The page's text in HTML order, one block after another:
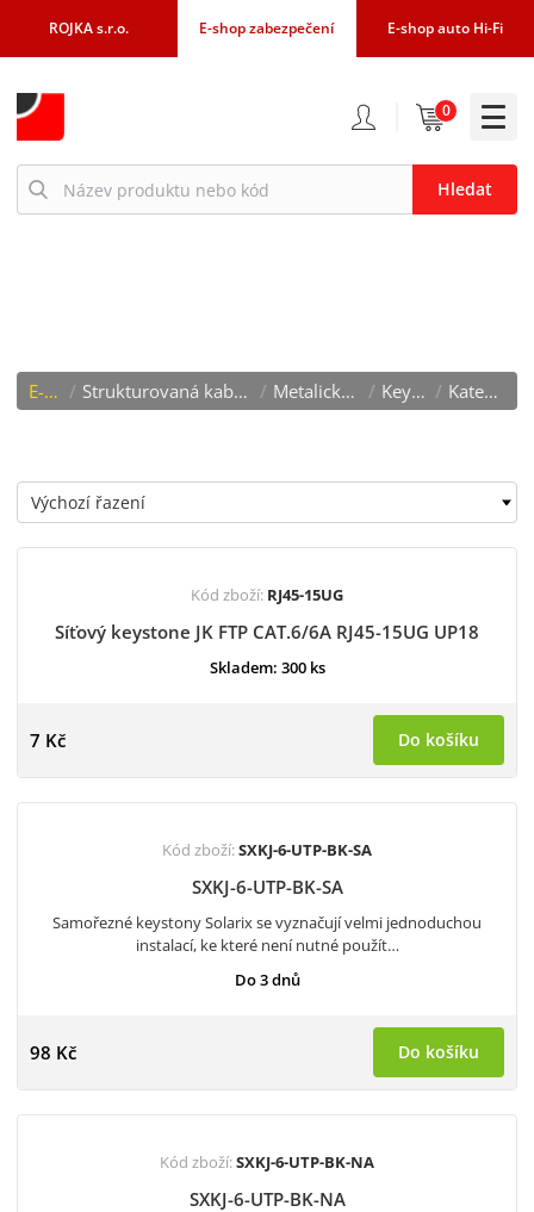
ROJKA s.r.o. E-shop zabezpečení E-shop auto Hi-Fi
Hledat
0
E-shop / Strukturovaná kabeláž, rozvaděče / Metalická kabeláž / Keystony / Kategorie 6
Kód zboží: RJ45-15UG
Síťový keystone JK FTP CAT.6/6A RJ45-15UG UP18
Skladem: 300 ks
7 Kč Do košíku
Kód zboží:SXKJ-6-UTP-BK-SA
SXKJ-6-UTP-BK-SA
Samořezné keystony Solarix se vyznačují velmi jednoduchou
instalací, ke které není nutné použít…
Do 3 dnů
98 Kč Do košíku
Kód zboží:SXKJ-6-UTP-BK-NA
SXKJ-6-UTP-BK-NA